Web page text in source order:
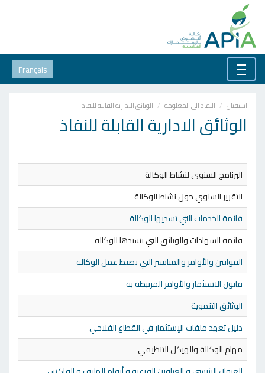
Français
استقبال النفاذ الى المعلومة الوثائق الادارية القابلة للنفاذ
الوثائق الادارية القابلة للنفاذ
البرنامج السنوي لنشاط الوكالة
التقرير السنوي حول نشاط الوكالة
قائمة الخدمات التي تسديها الوكالة
قائمة الشهادات والوثائق التي تسندها الوكالة
القوانين والأوامر والمناشير التي تضبط عمل الوكالة
قانون الاستثمار والأوامر المرتبطة به
الوثائق التنموية
دليل تعهد ملفات الإستثمار في القطاع الفلاحي
مهام الوكالة والهيكل التنظيمي